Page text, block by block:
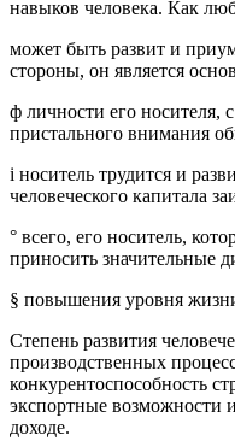
навыков человека. Как
может быть развит и
стороны, он является
ф личности его носителя,
пристального внимания
i носитель трудится и
человеческого капитала
° всего, его носитель,
приносить значительные
§ повышения уровня
Степень развития
производственных
конкурентоспособность
экспортные
доходе.